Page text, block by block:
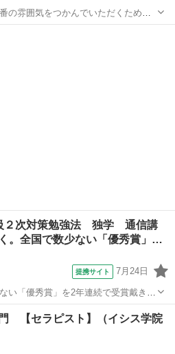
の雰囲気をつかんでいただくための
ウハウを多数ご用意しております。
２次対策勉強法 独学 通信講
。全国で数少ない「優秀賞」…
提携サイト 7月24日
い「優秀賞」を2年連続で受賞戴きま
定1級2次通信対策」は、家に居な
ーマンで親切丁寧な指導で大変ご好
【セラピスト】（イシス学院